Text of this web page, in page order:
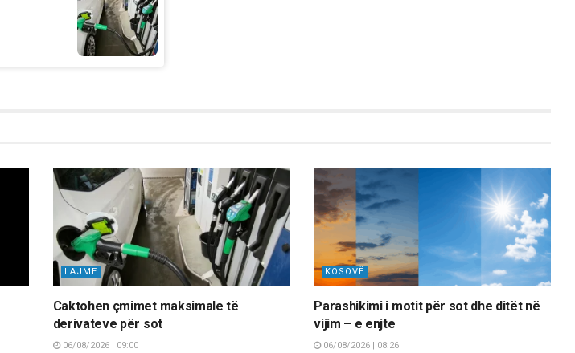
LAJME
Caktohen çmimet maksimale të
derivateve për sot
06/08/2026 | 09:00
KOSOVË
Parashikimi i motit për sot dhe ditët në
vijim – e enjte
06/08/2026 | 08:26